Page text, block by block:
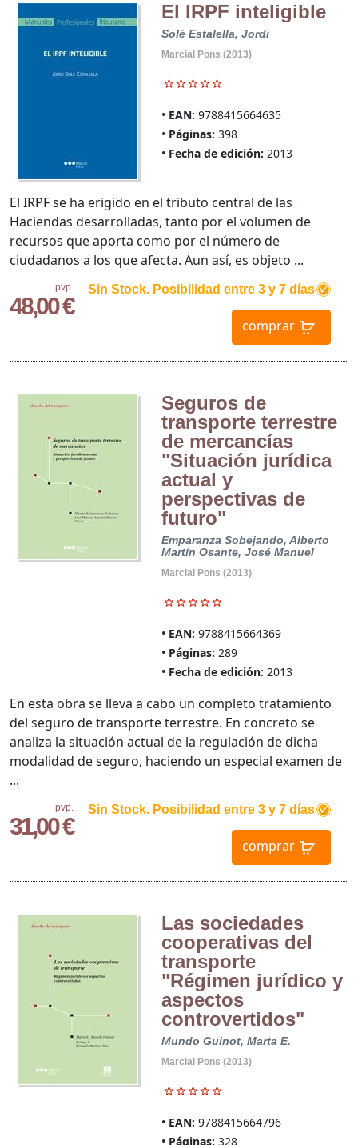
El IRPF inteligible
Solé Estalella, Jordi
Marcial Pons (2013)
EAN: 9788415664635
Páginas: 398
Fecha de edición: 2013
pvp.
48,00 €
Sin Stock. Posibilidad entre 3 y 7 días
comprar
El IRPF se ha erigido en el tributo central de las
Haciendas desarrolladas, tanto por el volumen de
recursos que aporta como por el número de
ciudadanos a los que afecta. Aun así, es objeto ...
Seguros de
transporte terrestre
de mercancías
"Situación jurídica
actual y
perspectivas de
futuro"
Emparanza Sobejando, Alberto
Martín Osante, José Manuel
Marcial Pons (2013)
EAN: 9788415664369
Páginas: 289
Fecha de edición: 2013
pvp.
31,00 €
Sin Stock. Posibilidad entre 3 y 7 días
comprar
En esta obra se lleva a cabo un completo tratamiento
del seguro de transporte terrestre. En concreto se
analiza la situación actual de la regulación de dicha
modalidad de seguro, haciendo un especial examen de
...
Las sociedades
cooperativas del
transporte
"Régimen jurídico y
aspectos
controvertidos"
Mundo Guinot, Marta E.
Marcial Pons (2013)
EAN: 9788415664796
Páginas: 328